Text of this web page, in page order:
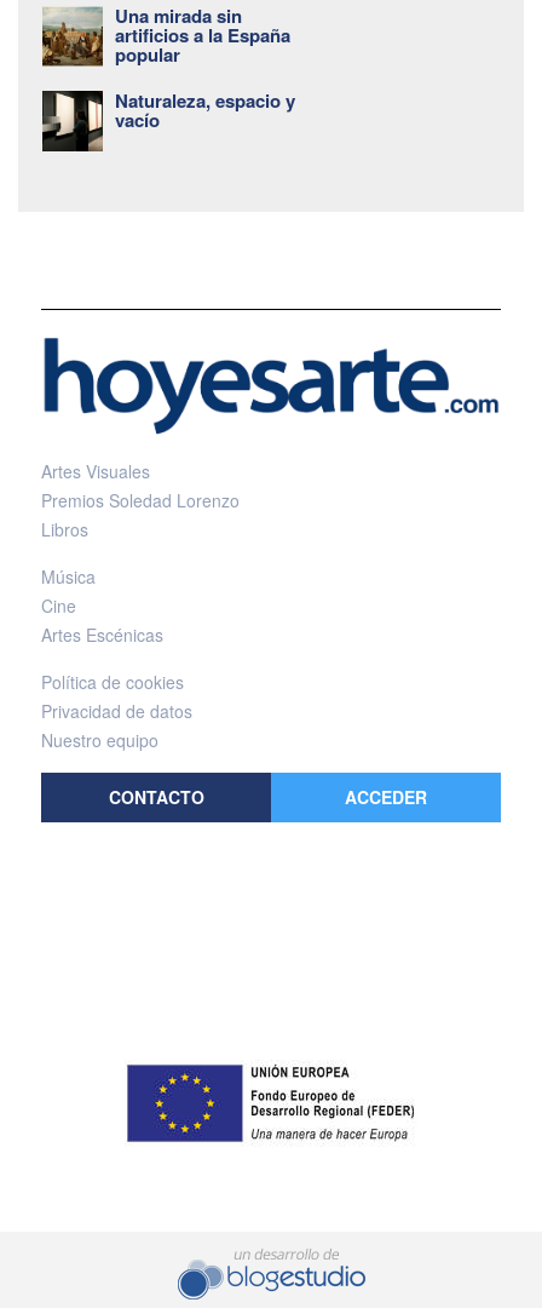
Una mirada sin
artificios a la España
popular
Naturaleza, espacio y
vacío
Artes Visuales
Premios Soledad Lorenzo
Libros
Música
Cine
Artes Escénicas
Política de cookies
Privacidad de datos
Nuestro equipo
CONTACTO ACCEDER